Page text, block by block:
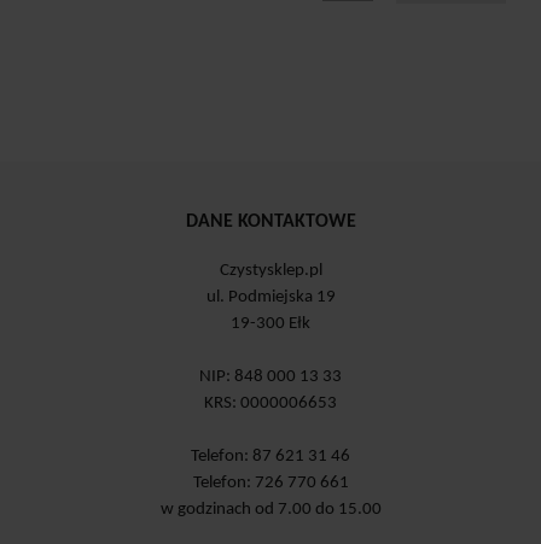
DANE KONTAKTOWE
Czystysklep.pl
ul. Podmiejska 19
19-300 Ełk
NIP: 848 000 13 33
KRS: 0000006653
Telefon: 87 621 31 46
Telefon: 726 770 661
w godzinach od 7.00 do 15.00